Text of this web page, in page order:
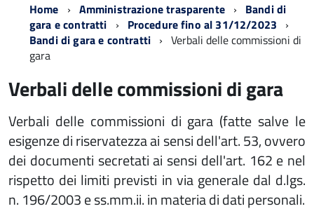
Home Amministrazione trasparente
Bandi di
gara e contratti
Procedure fino al 31/12/2023
Bandi di gara e contratti
Verbali delle commissioni di
gara
Verbali delle commissioni di gara
Verbali delle commissioni di gara (fatte salve le
esigenze di riservatezza ai sensi dell'art. 53, ovvero
dei documenti secretati ai sensi dell'art. 162 e nel
rispetto dei limiti previsti in via generale dal d.lgs.
n. 196/2003 e ss.mm.ii. in materia di dati personali.